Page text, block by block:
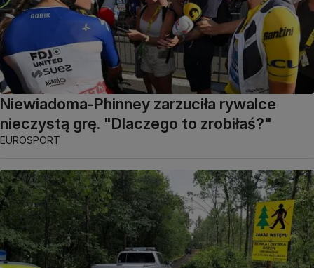
Niewiadoma-Phinney zarzuciła rywalce
nieczystą grę. "Dlaczego to zrobiłaś?"
EUROSPORT